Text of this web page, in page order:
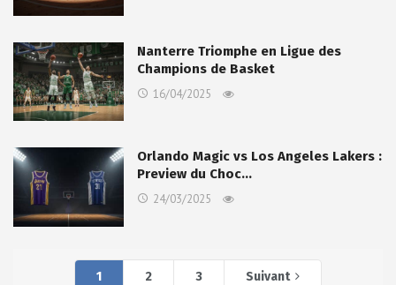
Nanterre Triomphe en Ligue des
Champions de Basket
16/04/2025
Orlando Magic vs Los Angeles Lakers :
Preview du Choc…
24/03/2025
1 2 3 Suivant